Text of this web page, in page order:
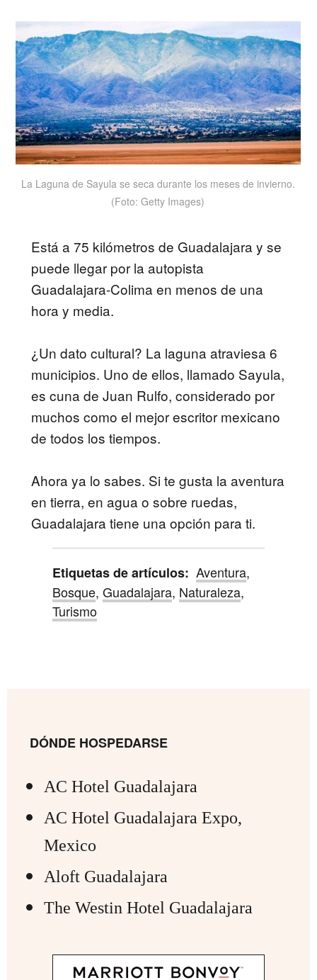
La Laguna de Sayula se seca durante los meses de invierno.
(Foto: Getty Images)
Está a 75 kilómetros de Guadalajara y se
puede llegar por la autopista
Guadalajara-Colima en menos de una
hora y media.
¿Un dato cultural? La laguna atraviesa 6
municipios. Uno de ellos, llamado Sayula,
es cuna de Juan Rulfo, considerado por
muchos como el mejor escritor mexicano
de todos los tiempos.
Ahora ya lo sabes. Si te gusta la aventura
en tierra, en agua o sobre ruedas,
Guadalajara tiene una opción para ti.
Etiquetas de artículos: Aventura,
Bosque,Guadalajara, Naturaleza,
Turismo
DÓNDE HOSPEDARSE
AC Hotel Guadalajara
AC Hotel Guadalajara Expo,
Mexico
Aloft Guadalajara
The Westin Hotel Guadalajara